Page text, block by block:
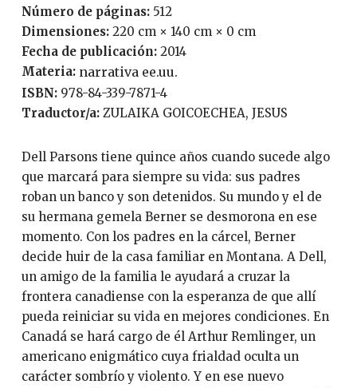
Número de páginas:
512
Dimensiones: 220 cm × 140 cm × 0 cm
Fecha de publicación:
2014
Materia: narrativa ee.uu.
ISBN:
978-84-339-7871-4
Traductor/a:
ZULAIKA GOICOECHEA, JESUS
Dell Parsons tiene quince años cuando sucede algo
que marcará para siempre su vida: sus padres
roban un banco y son detenidos. Su mundo y el de
su hermana gemela Berner se desmorona en ese
momento. Con los padres en la cárcel, Berner
decide huir de la casa familiar en Montana. A Dell,
un amigo de la familia le ayudará a cruzar la
frontera canadiense con la esperanza de que allí
pueda reiniciar su vida en mejores condiciones. En
Canadá se hará cargo de él Arthur Remlinger, un
americano enigmático cuya frialdad oculta un
carácter sombrío y violento. Y en ese nuevo